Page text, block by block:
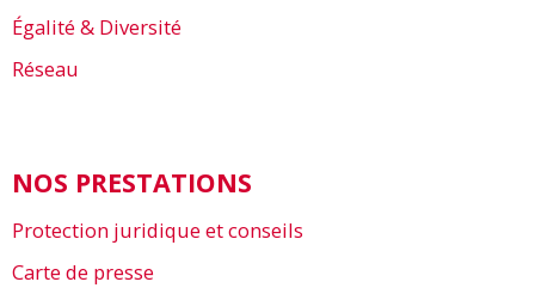
Égalité & Diversité
Réseau
NOS PRESTATIONS
Protection juridique et conseils
Carte de presse